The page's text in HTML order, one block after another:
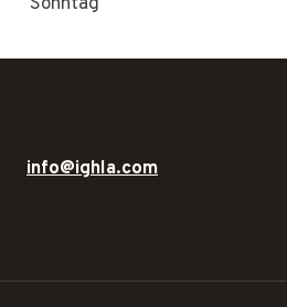
info@ighla.com